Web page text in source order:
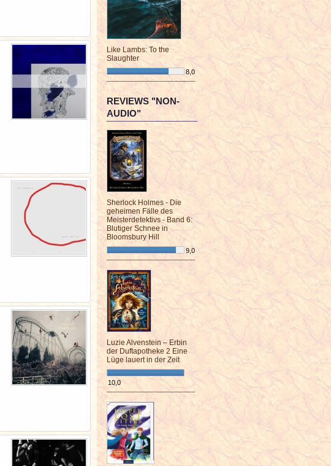
Like Lambs: To the
Slaughter
8,0
¯¯¯¯¯¯¯¯¯¯¯¯¯¯¯¯¯¯¯¯¯¯¯¯
REVIEWS "NON-
AUDIO"
Sherlock Holmes - Die
geheimen Fälle des
Meisterdetektivs - Band 6:
Blutiger Schnee in
Bloomsbury Hill
9,0
¯¯¯¯¯¯¯¯¯¯¯¯¯¯¯¯¯¯¯¯¯¯¯¯
Luzie Alvenstein – Erbin
der Duftapotheke 2 Eine
Lüge lauert in der Zeit
10,0
¯¯¯¯¯¯¯¯¯¯¯¯¯¯¯¯¯¯¯¯¯¯¯¯